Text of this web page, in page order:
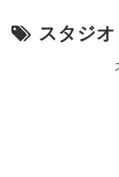
スタジオ